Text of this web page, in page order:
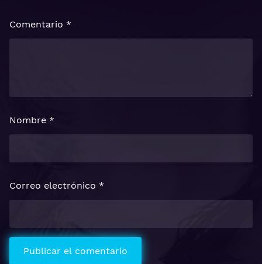
Comentario *
Nombre *
Correo electrónico *